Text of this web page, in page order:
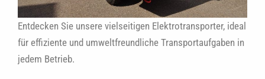
Entdecken Sie unsere vielseitigen Elektrotransporter, ideal
für effiziente und umweltfreundliche Transportaufgaben in
jedem Betrieb.